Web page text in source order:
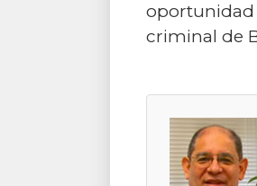
oportunidad
criminal de